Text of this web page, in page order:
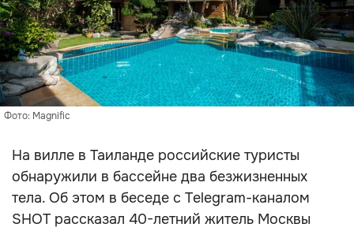
Фото: Magnific
На вилле в Таиланде российские туристы
обнаружили в бассейне два безжизненных
тела. Об этом в беседе с Telegram-каналом
SHOT рассказал 40-летний житель Москвы